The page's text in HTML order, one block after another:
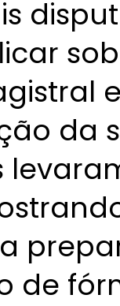
da
de